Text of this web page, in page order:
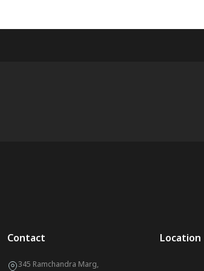
Contact
345 Ramchandra Marg,
Location